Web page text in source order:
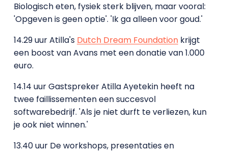
Biologisch eten, fysiek sterk blijven, maar vooral:
'Opgeven is geen optie'. 'Ik ga alleen voor goud.'
14.29 uur Atilla's Dutch Dream Foundationkrijgt
een boost van Avans met een donatie van 1.000
euro.
14.14 uur Gastspreker Atilla Ayetekin heeft na
twee faillissementen een succesvol
softwarebedrijf. 'Als je niet durft te verliezen, kun
je ook niet winnen.'
13.40 uur De workshops, presentaties en